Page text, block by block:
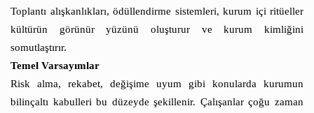
Toplantı alışkanlıkları, ödüllendirme sistemleri, kurum içi ritüeller
kültürün görünür yüzünü oluşturur ve kurum kimliğini
somutlaştırır.
Temel Varsayımlar
Risk alma, rekabet, değişime uyum gibi konularda kurumun
bilinçaltı kabulleri bu düzeyde şekillenir. Çalışanlar çoğu zaman